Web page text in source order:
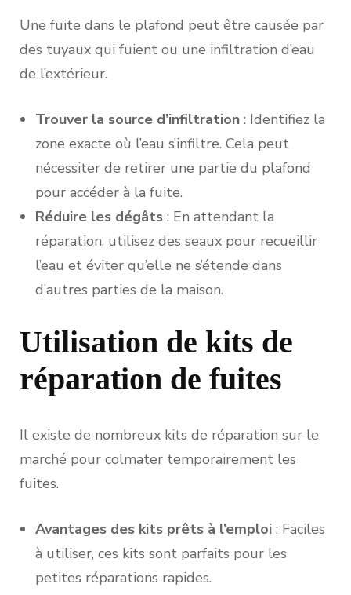
Une fuite dans le plafond peut être causée par
des tuyaux qui fuient ou une infiltration d’eau
de l’extérieur.
Trouver la source d’infiltration : Identifiez la
zone exacte où l’eau s’infiltre. Cela peut
nécessiter de retirer une partie du plafond
pour accéder à la fuite.
Réduire les dégâts : En attendant la
réparation, utilisez des seaux pour recueillir
l’eau et éviter qu’elle ne s’étende dans
d’autres parties de la maison.
Utilisation de kits de
réparation de fuites
Il existe de nombreux kits de réparation sur le
marché pour colmater temporairement les
fuites.
Avantages des kits prêts à l’emploi : Faciles
à utiliser, ces kits sont parfaits pour les
petites réparations rapides.